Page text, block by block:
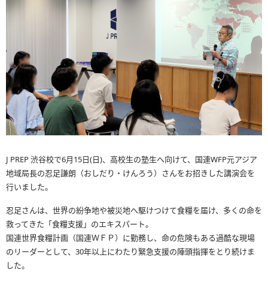
J PREP 渋谷校で6月15日(日)、高校生の塾生へ向けて、国連WFP元アジア
地域局長の忍足謙朗（おしだり・けんろう）さんをお招きした講演会を
行いました。
忍足さんは、世界の紛争地や被災地へ駆けつけて食糧を届け、多くの命を
救ってきた「食糧支援」のエキスパート。
国連世界食糧計画（国連ＷＦＰ）に勤務し、命の危険もある過酷な現場
のリーダーとして、30年以上にわたり緊急支援の陣頭指揮をとり続けま
した。